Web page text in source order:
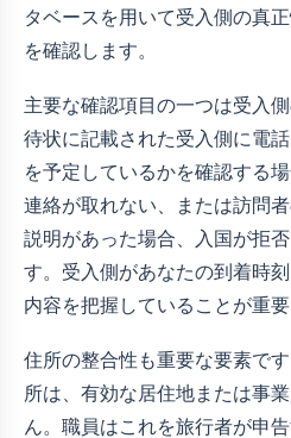
タベースを用いて受入側の真
を確認します。
主要な確認項目の一つは受入
待状に記載された受入側に電
を予定しているかを確認する
連絡が取れない、または訪問
説明があった場合、入国が拒
す。受入側があなたの到着時
内容を把握していることが重要
住所の整合性も重要な要素で
所は、有効な居住地または事
ん。職員はこれを旅行者が申